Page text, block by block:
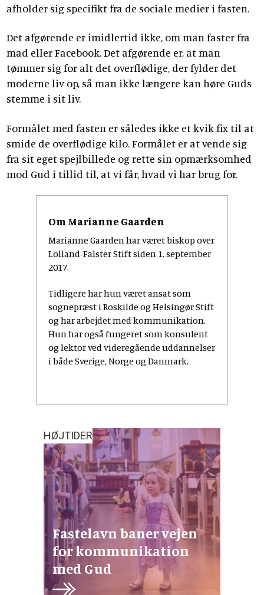
afholder sig specifikt fra de sociale medier i fasten.
Det afgørende er imidlertid ikke, om man faster fra
mad eller Facebook. Det afgørende er, at man
tømmer sig for alt det overflødige, der fylder det
moderne liv op, så man ikke længere kan høre Guds
stemme i sit liv.
Formålet med fasten er således ikke et kvik fix til at
smide de overflødige kilo. Formålet er at vende sig
fra sit eget spejlbillede og rette sin opmærksomhed
mod Gud i tillid til, at vi får, hvad vi har brug for.
Om Marianne Gaarden
Marianne Gaarden har været biskop over
Lolland-Falster Stift siden 1. september
2017.
Tidligere har hun været ansat som
sognepræst i Roskilde og Helsingør Stift
og har arbejdet med kommunikation.
Hun har også fungeret som konsulent
og lektor ved videregående uddannelser
i både Sverige, Norge og Danmark.
HØJTIDER
Fastelavn baner vejen
for kommunikation
med Gud